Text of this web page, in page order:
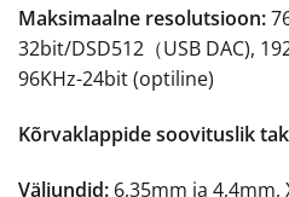
Maksimaalne resolutsioon:
32bit/DSD512（USB DAC),
96KHz-24bit (optiline)
Kõrvaklappide soovituslik
Väljundid: 6,35mm ja 4,4mm,